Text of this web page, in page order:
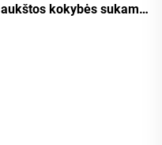
aukštos kokybės sukama